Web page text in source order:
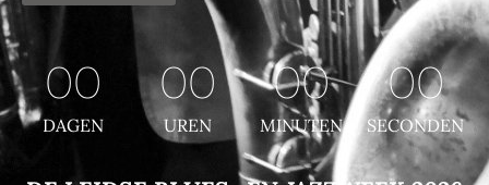
00
DAGEN
00
UREN
00
MINUTEN
00
SECONDEN